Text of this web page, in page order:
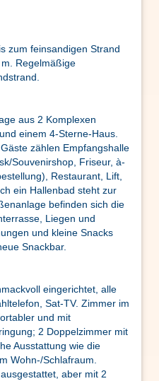
zum feinsandigen Strand
Regelmäßige
aus 2 Komplexen
einem 4-Sterne-Haus.
zählen Empfangshalle
Souvenirshop, Friseur, à-
Restaurant, Lift,
ein Hallenbad steht zur
befinden sich die
Liegen und
und kleine Snacks
Snackbar.
eingerichtet, alle
Sat-TV. Zimmer im
und mit
2 Doppelzimmer mit
Ausstattung wie die
Wohn-/Schlafraum.
aber mit 2